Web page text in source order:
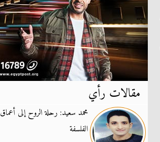
مقالات رأي
محمد سعيد: رحلة الروح إلى أعماق
الفلسفة